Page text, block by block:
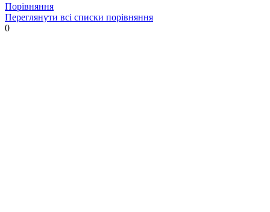
Порівняння
Переглянути всі списки порівняння
0